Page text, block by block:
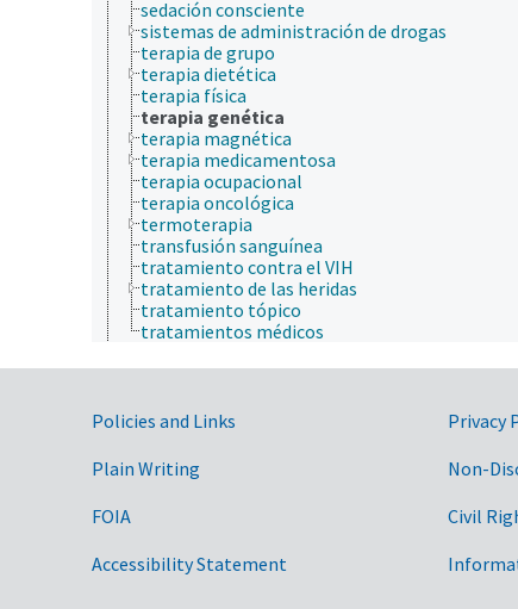
sedación consciente
sistemas de administración de drogas
terapia de grupo
terapia dietética
terapia física
terapia genética
terapia magnética
terapia medicamentosa
terapia ocupacional
terapia oncológica
termoterapia
transfusión sanguínea
tratamiento contra el VIH
tratamiento de las heridas
tratamiento tópico
tratamientos médicos
nutrición humana, inocuidad y calidad de los
recursos naturales, conservación, medio
zonas geográficas
Government Links
Policies and Links
Plain Writing
FOIA
Accessibility Statement
Privacy
Non-
Civil